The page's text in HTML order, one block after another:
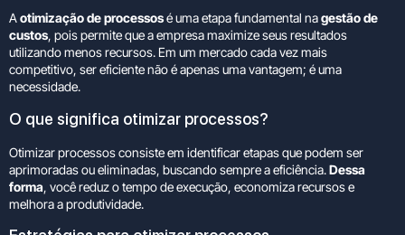
Aotimização de processosé uma etapa fundamental nagestão de
custos, pois permite que a empresa maximize seus resultados
utilizando menos recursos. Em um mercado cada vez mais
competitivo, ser eficiente não é apenas uma vantagem; é uma
necessidade.
O que significa otimizar processos?
Otimizar processos consiste em identificar etapas que podem ser
aprimoradas ou eliminadas, buscando sempre a eficiência.Dessa
forma, você reduz o tempo de execução, economiza recursos e
melhora a produtividade.